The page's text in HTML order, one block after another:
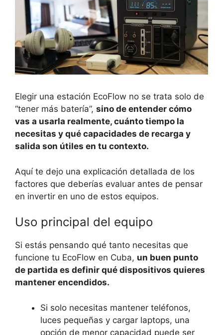
Elegir una estación EcoFlow no se trata solo de
“tener más batería”, sino de entender cómo
vas a usarla realmente, cuánto tiempo la
necesitas y qué capacidades de recarga y
salida son útiles en tu contexto.
Aquí te dejo una explicación detallada de los
factores que deberías evaluar antes de pensar
en invertir en uno de estos equipos.
Uso principal del equipo
Si estás pensando qué tanto necesitas que
funcione tu EcoFlow en Cuba, un buen punto
de partida es definir qué dispositivos quieres
mantener encendidos.
Si solo necesitas mantener teléfonos,
luces pequeñas y cargar laptops, una
opción de menor capacidad puede ser